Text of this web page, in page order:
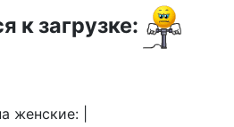
к загрузке:
женские: |